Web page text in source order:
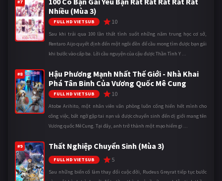
#7
Nhiều (Mùa 3)
FULL HD VIETSUB 10
Sau khi trải qua 100 lần thất tình suốt những năm trung học cơ sở,
Rentaro Aijo quyết định đến một ngôi đền để cầu mong tìm được bạn gái
khi bước vào cấp ba. Lời cầu nguyện của cậu được Thần Tình Y ...
#8
Hậu Phương Mạnh Nhất Thế Giới - Nhà Khai
Phá Tân Binh Của Vương Quốc Mê Cung
FULL HD VIETSUB 10
Atobe Arihito, một nhân viên văn phòng luôn cống hiến hết mình cho
công việc, bất ngờ gặp tai nạn và được chuyển sinh đến dị giới mang tên
Vương quốc Mê Cung. Tại đây, anh trở thành một mạo hiểm gi ...
#9 Thất Nghiệp Chuyển Sinh (Mùa 3)
FULL HD VIETSUB 5
Sau những biến cố làm thay đổi cuộc đời, Rudeus Greyrat tiếp tục bước